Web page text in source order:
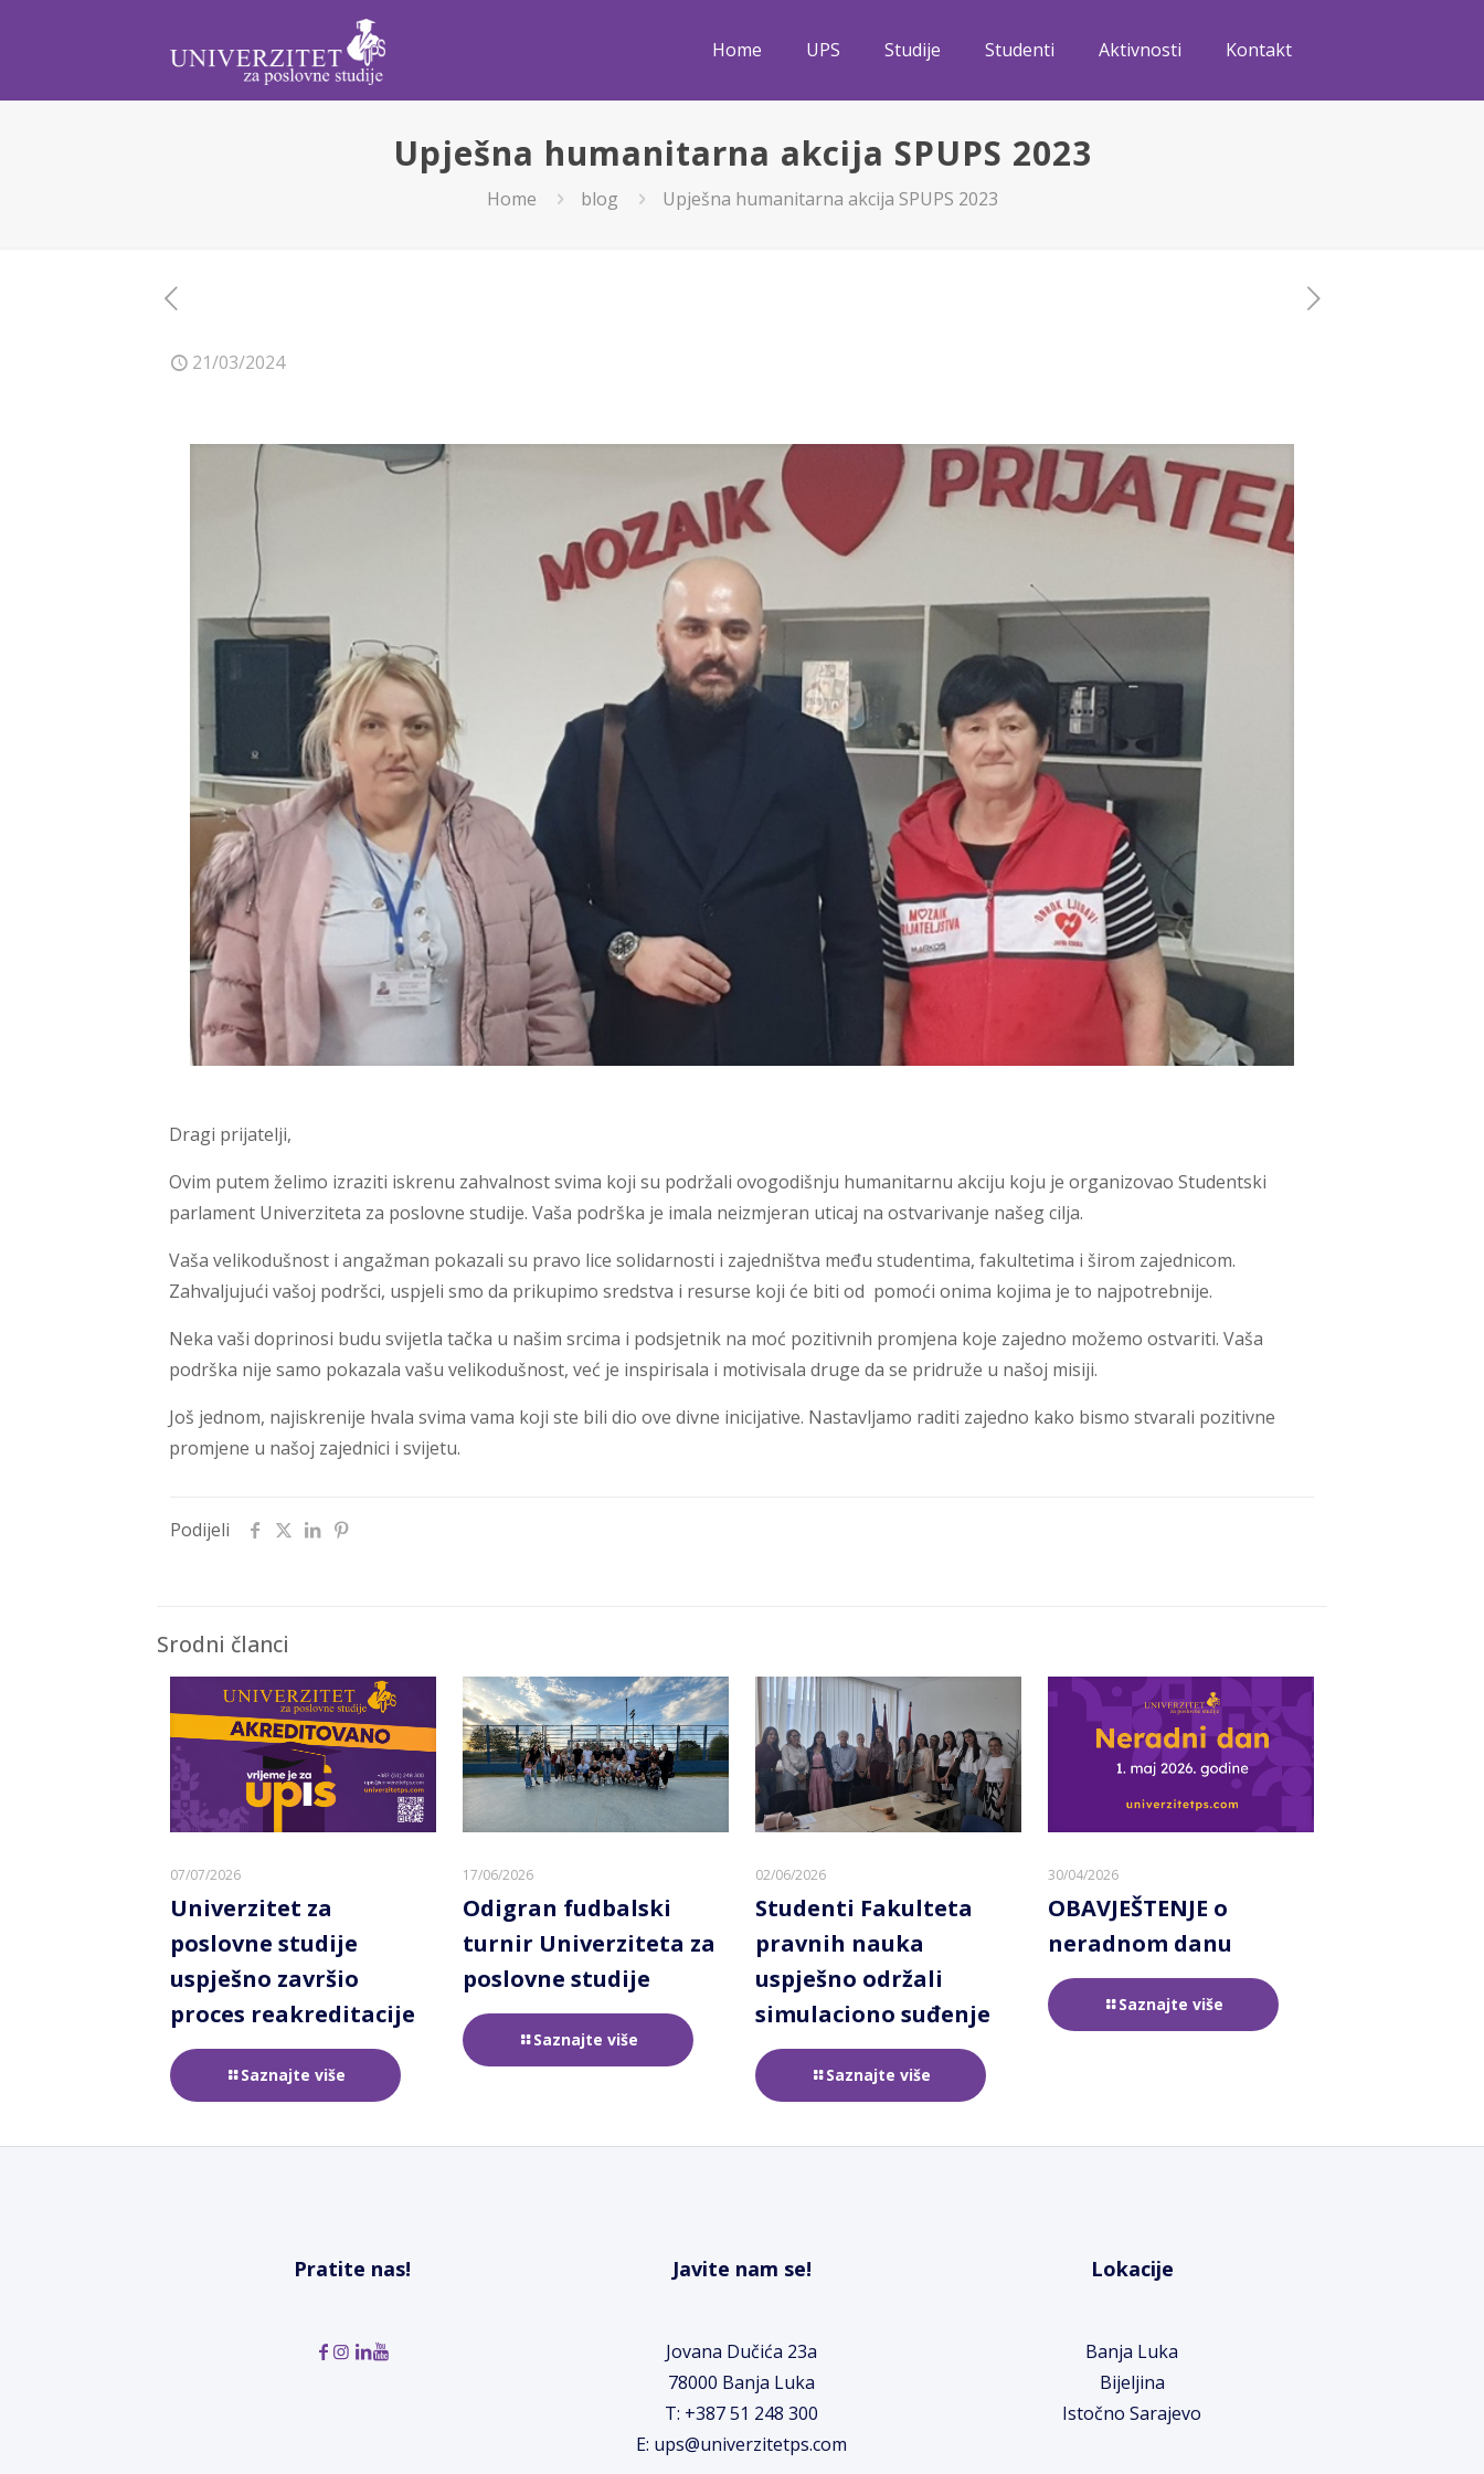
Home UPS Studije Studenti Aktivnosti Kontakt
Upješna humanitarna akcija SPUPS 2023
Home blog Upješna humanitarna akcija SPUPS 2023
21/03/2024
Dragi prijatelji,
Ovim putem želimo izraziti iskrenu zahvalnost svima koji su podržali ovogodišnju humanitarnu akciju koju je organizovao Studentski
parlament Univerziteta za poslovne studije. Vaša podrška je imala neizmjeran uticaj na ostvarivanje našeg cilja.
Vaša velikodušnost i angažman pokazali su pravo lice solidarnosti i zajedništva među studentima, fakultetima i širom zajednicom.
Zahvaljujući vašoj podršci, uspjeli smo da prikupimo sredstva i resurse koji će biti od pomoći onima kojima je to najpotrebnije.
Neka vaši doprinosi budu svijetla tačka u našim srcima i podsjetnik na moć pozitivnih promjena koje zajedno možemo ostvariti. Vaša
podrška nije samo pokazala vašu velikodušnost, već je inspirisala i motivisala druge da se pridruže u našoj misiji.
Još jednom, najiskrenije hvala svima vama koji ste bili dio ove divne inicijative. Nastavljamo raditi zajedno kako bismo stvarali pozitivne
promjene u našoj zajednici i svijetu.
Podijeli
Srodni članci
07/07/2026
Univerzitet za
poslovne studije
uspješno završio
proces reakreditacije
Saznajte više
17/06/2026
Odigran fudbalski
turnir Univerziteta za
poslovne studije
Saznajte više
02/06/2026
Studenti Fakulteta
pravnih nauka
uspješno održali
simulaciono suđenje
Saznajte više
30/04/2026
OBAVJEŠTENJE o
neradnom danu
Saznajte više
Pratite nas! Javite nam se!
Jovana Dučića 23a
78000 Banja Luka
T: +387 51 248 300
E: ups@univerzitetps.com
Lokacije
Banja Luka
Bijeljina
Istočno Sarajevo